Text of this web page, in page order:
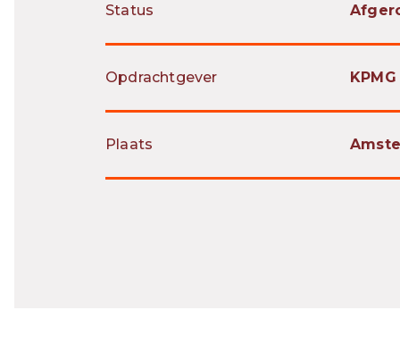
Status
Opdrachtgever KPMG
Plaats